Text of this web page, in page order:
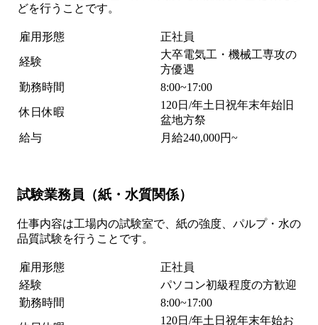
どを行うことです。
雇用形態 正社員
経験
大卒電気工・機械工専攻の
方優遇
勤務時間
8:00~17:00
休日休暇
120日/年土日祝年末年始旧
盆地方祭
給与
月給240,000円~
試験業務員（紙・水質関係）
仕事内容は工場内の試験室で、紙の強度、パルプ・水の
品質試験を行うことです。
雇用形態
正社員
経験
パソコン初級程度の方歓迎
勤務時間
8:00~17:00
120日/年土日祝年末年始お